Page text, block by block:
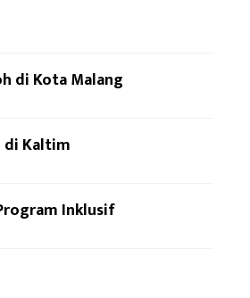
di Kota Malang
di Kaltim
Inklusif